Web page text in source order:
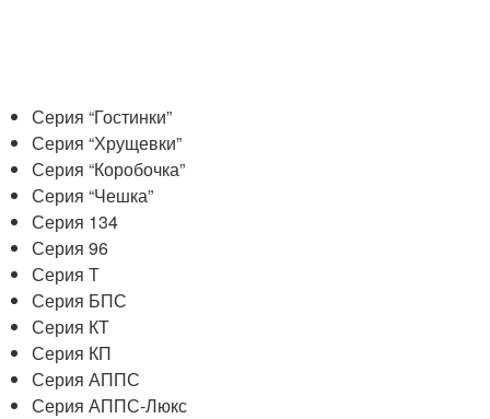
Серия “Гостинки”
Серия “Хрущевки”
Серия “Коробочка”
Серия “Чешка”
Серия 134
Серия 96
Серия Т
Серия БПС
Серия КТ
Серия КП
Серия АППС
Серия АППС-Люкс